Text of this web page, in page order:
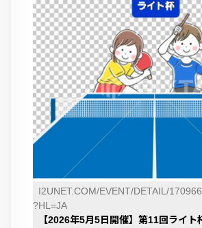
I2UNET.COM/EVENT/DETAIL/
?HL=JA
【2026年5月5日開催】第11回ライト